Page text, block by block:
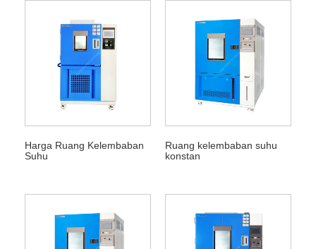
Harga Ruang Kelembaban
Suhu
Ruang kelembaban suhu
konstan